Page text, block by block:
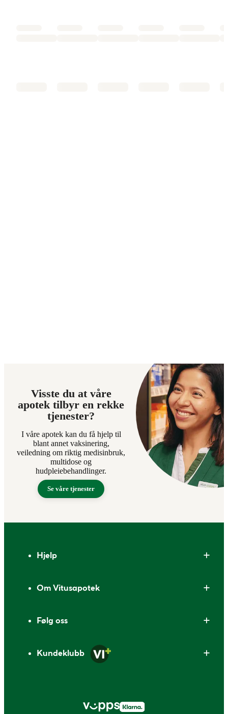
Visste du at våre
apotek tilbyr en rekke
tjenester?
I våre apotek kan du få hjelp til
blant annet vaksinering,
veiledning om riktig medisinbruk,
multidose og
hudpleiebehandlinger.
Se våre tjenester
Hjelp
Om Vitusapotek
Følg oss
Kundeklubb